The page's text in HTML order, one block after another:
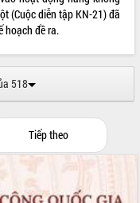
(Cuộc diễn tập KN-21) đã
hoạch đề ra.
518
Tiếp theo